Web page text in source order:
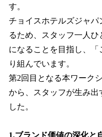
す。
チョイスホテルズジャパ
るため、スタッフ一人
になることを目指し、
り組んでいます。
第2回目となる本ワーク
から、スタッフが生み出
した。